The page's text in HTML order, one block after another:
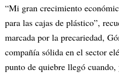
“Mi gran crecimiento
para las cajas de plástico”,
marcada por la precariedad,
compañía sólida en el sector
punto de quiebre llegó cuando,